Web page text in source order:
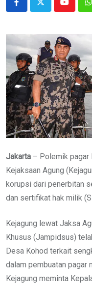
Youtube
Jakarta – Polemik pagar
Kejaksaan Agung
korupsi dari penerbitan
dan sertifikat hak milik
Kejagung lewat Jaksa
Khusus (Jampidsus)
Desa Kohod terkait
dalam pembuatan pagar
Kejagung meminta